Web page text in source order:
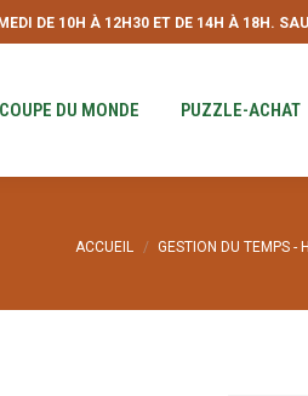
DE 10H À 12H30 ET DE 14H À 18H.
COUPE DU MONDE PUZZLE-ACHAT
Vous êtes ici :
ACCUEIL GESTION DU TEMPS -
COUPE DU MONDE